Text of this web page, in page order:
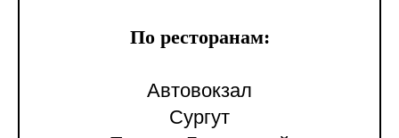
По ресторанам:
Автовокзал
Сургут